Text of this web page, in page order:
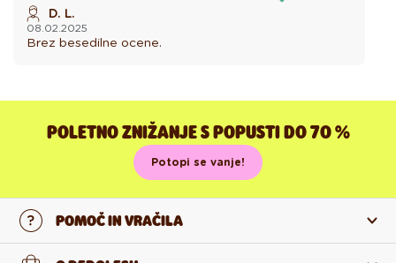
D. L.
08.02.2025
Brez besedilne ocene.
POLETNO ZNIŽANJE S POPUSTI DO 70 %
Potopi se vanje!
POMOČ IN VRAČILA
Stopi v stik z nami